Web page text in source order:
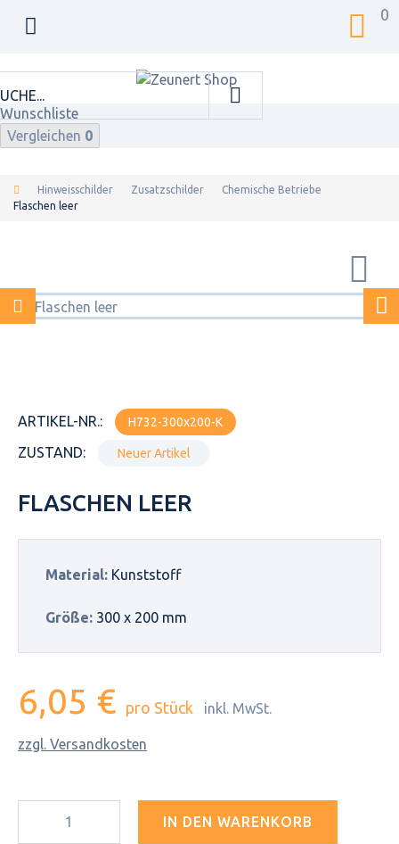
0
Wunschliste
Vergleichen 0
Hinweisschilder Zusatzschilder
Chemische Betriebe
Flaschen leer
ARTIKEL-NR.: H732-300x200-K
ZUSTAND: Neuer Artikel
FLASCHEN LEER
Material: Kunststoff
Größe: 300 x 200 mm
6,05 € pro Stück inkl. MwSt.
zzgl. Versandkosten
IN DEN WARENKORB